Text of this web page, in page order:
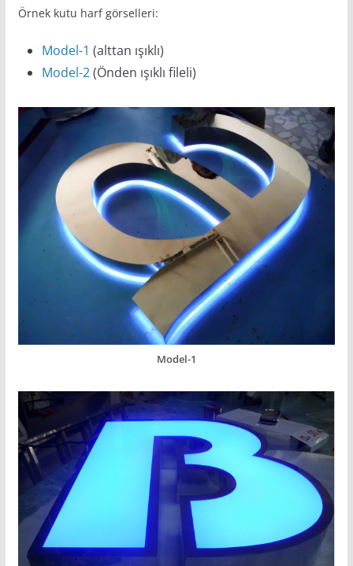
Örnek kutu harf görselleri:
Model-1 (alttan ışıklı)
Model-2(Önden ışıklı fileli)
Model-1